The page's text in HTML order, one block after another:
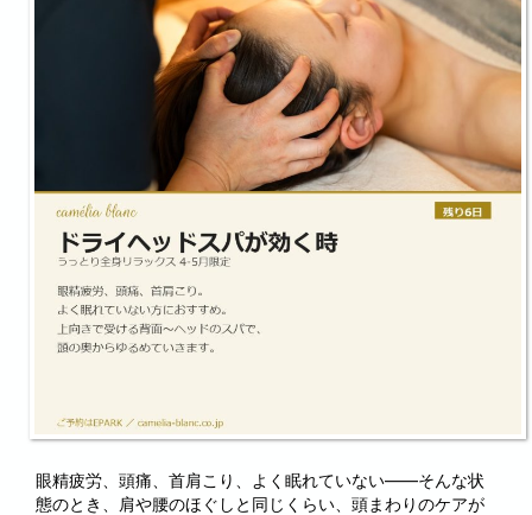
眼精疲労、頭痛、首肩こり、よく眠れていない――そんな状
態のとき、肩や腰のほぐしと同じくらい、頭まわりのケアが